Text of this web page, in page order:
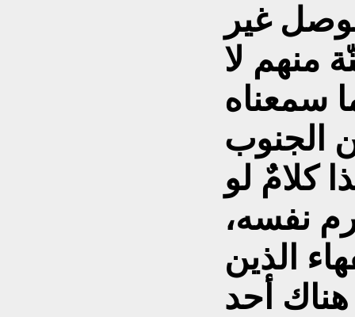
غير
منهم لا
سمعناه
الجنوب
كلامٌ لو
نفسه،
الذين
أحد